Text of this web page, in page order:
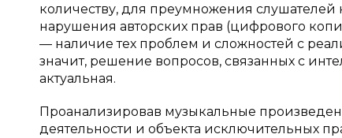
количеству, для преумножения
нарушения авторских прав (цифрового
— наличие тех проблем и сложностей с
значит, решение вопросов, связанных с
актуальная.
Проанализировав музыкальные
деятельности и объекта исключительных